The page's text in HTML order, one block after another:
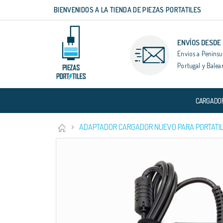
contenido
BIENVENIDOS A LA TIENDA DE PIEZAS PORTATILES
ENVÍOS
Envíos a
Portugal y
ADAPTADOR CARGADOR NUEVO PARA